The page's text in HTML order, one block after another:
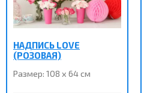
НАДПИСЬ LOVE
(РОЗОВАЯ)
Размер: 108 х 64 см